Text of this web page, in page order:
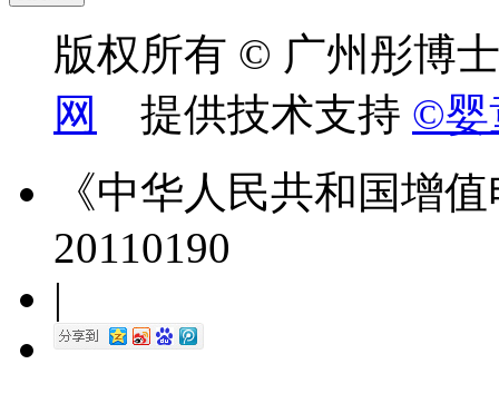
版权所有 © 广州彤博
网
提供技术支持 ©婴
《中华人民共和国增
20110190
|